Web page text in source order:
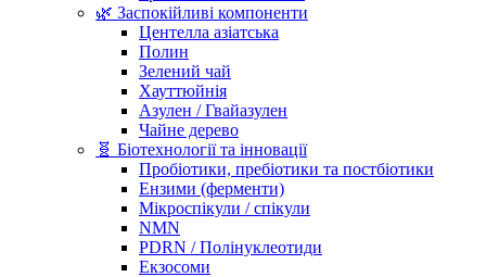
🌿 Заспокійливі компоненти
Центелла азіатська
Полин
Зелений чай
Хауттюйнія
Азулен / Гвайазулен
Чайне дерево
🧬 Біотехнології та інновації
Пробіотики, пребіотики та постбіотики
Ензими (ферменти)
Мікроспікули / спікули
NMN
PDRN / Полінуклеотиди
Екзосоми